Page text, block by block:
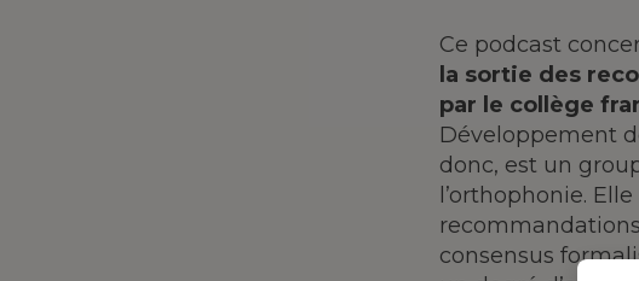
Ce podcast
la sortie des
par le collège
Développement
donc, est un
l’orthophonie.
consensus